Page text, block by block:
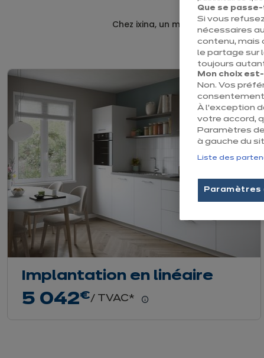
Chez ixina, un modèle ne se vit
Implantation en linéaire
5 042€/ TVAC*
En
Que se
Si vous
nécessaires
contenu, mais
le partage sur
toujours
Mon choix
Non. Vos
consentement
À l’exception
votre accord,
Paramètres
à gauche du
Liste des
Paramètres